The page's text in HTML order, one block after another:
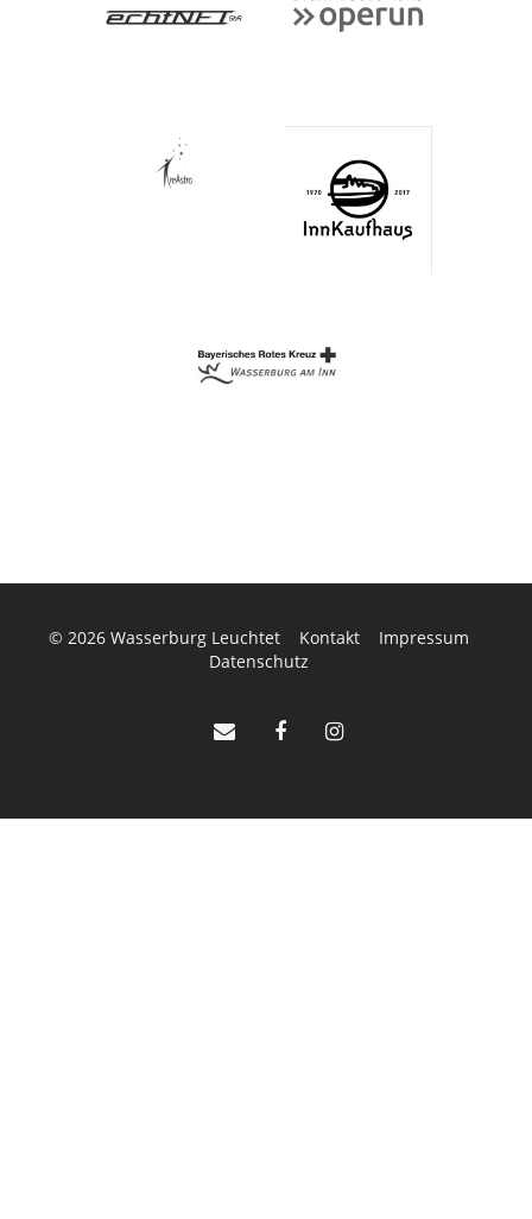
© 2026 Wasserburg Leuchtet Kontakt
Impressum
Datenschutz